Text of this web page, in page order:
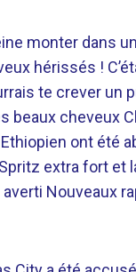
monter dans
hérissés !
te crever un
beaux cheveux
ont été
extra fort et
Nouveaux